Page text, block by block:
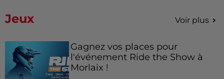
Jeux Voir plus
Gagnez vos places pour
l'événement Ride the Show à
Morlaix !